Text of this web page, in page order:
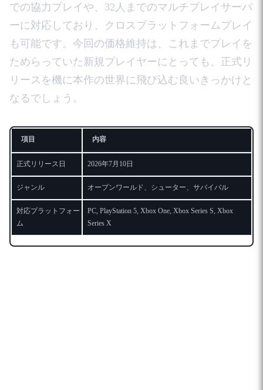
での協力プレイや、32人までのマルチプレイサーバ
ーに対応しており、クロスプラットフォームプレイ
も可能です。今回の価格維持は、これまでプレイを
ためらっていた新規プレイヤーにとっても、正式リ
リースを機に本作の世界に飛び込む良いきっかけと
なるでしょう。
項目 内容
正式リリース日 2026年7月10日
ジャンル オープンワールド、シューター、サバイバル
対応プラットフォー
ム
PC, PlayStation 5, Xbox One, Xbox Series S, Xbox
Series X